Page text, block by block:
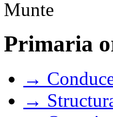
Primaria
→
→